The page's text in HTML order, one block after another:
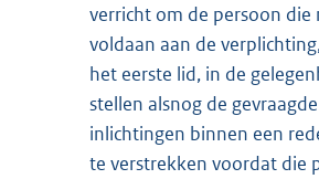
verricht om de persoon
voldaan aan de
het eerste lid, in de
stellen alsnog de
inlichtingen binnen een
te verstrekken voordat die